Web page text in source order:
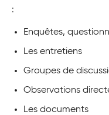
:
Enquêtes,
Les entretiens
Groupes de
Observations
Les documents